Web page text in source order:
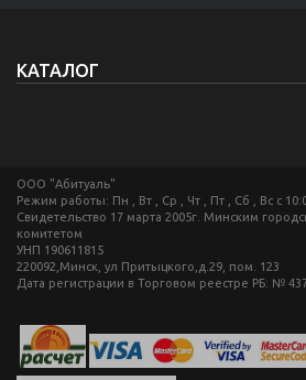
КАТАЛОГ
ООО "Абитуаль"
Режим работы: Пн , Вт , Ср , Чт , Пт , Сб , Вс c
Свидетельство 17 марта 2005г. Минским
комитетом
УНП 190611815
220092,Минск, ул Притыцкого,д.29, пом. 123
Дата регистрации в Торговом реестре РБ: №